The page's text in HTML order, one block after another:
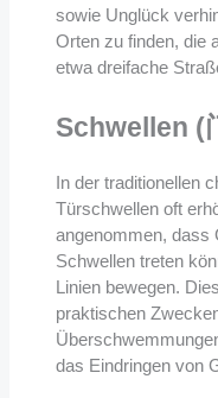
sowie Unglück
Orten zu finden, die
etwa dreifache
Schwellen (
In der traditionellen
Türschwellen oft
angenommen, dass
Schwellen treten
Linien bewegen.
praktischen
das Eindringen von